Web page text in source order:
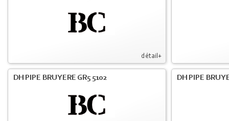
détail+
DH PIPE BRUYERE GR5 5102 DH PIPE